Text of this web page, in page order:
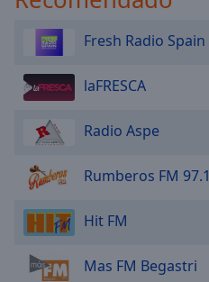
Fresh Radio Spain
laFRESCA
Radio Aspe
Rumberos FM 97.1
Hit FM
Mas FM Begastri